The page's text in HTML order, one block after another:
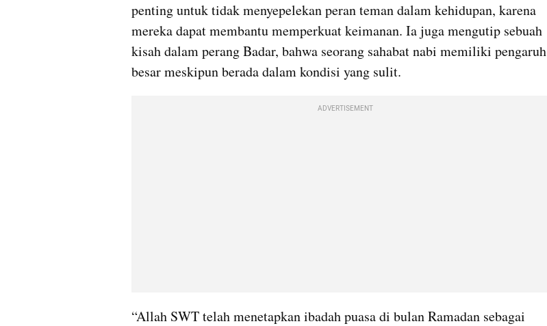
penting untuk tidak menyepelekan peran teman dalam kehidupan, karena
mereka dapat membantu memperkuat keimanan. Ia juga mengutip sebuah
kisah dalam perang Badar, bahwa seorang sahabat nabi memiliki pengaruh
besar meskipun berada dalam kondisi yang sulit.
ADVERTISEMENT
“Allah SWT telah menetapkan ibadah puasa di bulan Ramadan sebagai